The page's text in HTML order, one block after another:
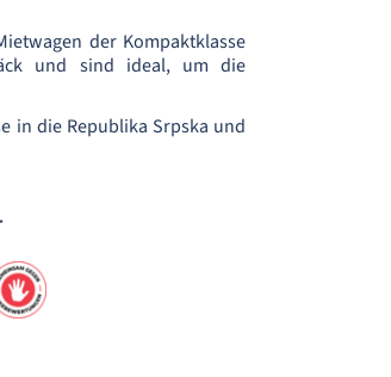
der Kompaktklasse
und sind ideal, um die
in die Republika Srpska und